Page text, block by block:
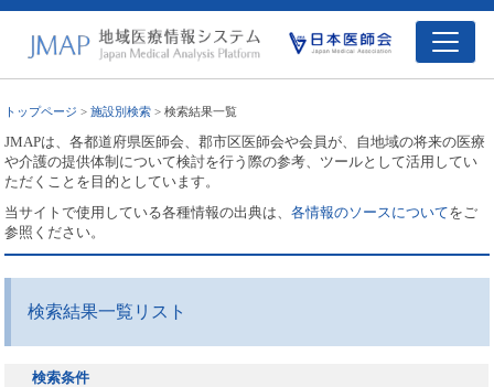
トップページ >施設別検索 > 検索結果一覧
JMAPは、各都道府県医師会、郡市区医師会や会員が、自地域の将来の医療
や介護の提供体制について検討を行う際の参考、ツールとして活用してい
ただくことを目的としています。
当サイトで使用している各種情報の出典は、各情報のソースについてをご
参照ください。
検索結果一覧リスト
検索条件